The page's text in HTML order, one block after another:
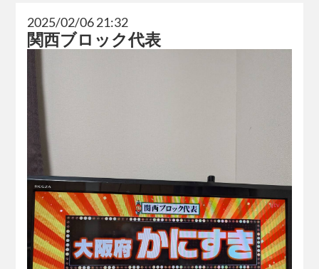
2025/02/06 21:32
関西ブロック代表